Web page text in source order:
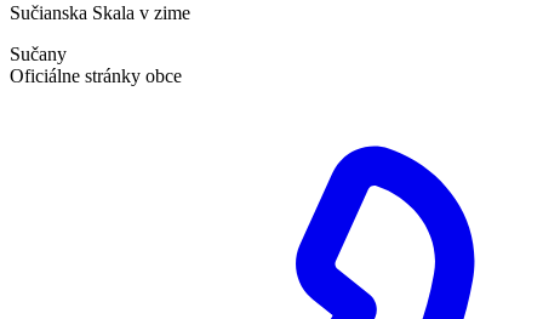
Sučianska Skala v zime
Sučany
Oficiálne stránky obce